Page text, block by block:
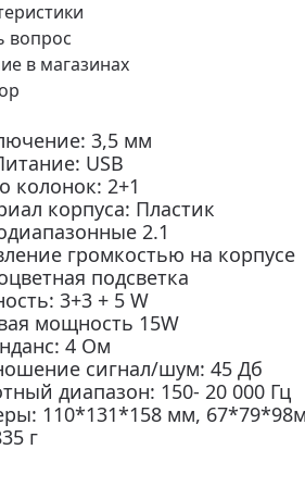
вопрос
в магазинах
3,5 мм
USB
колонок: 2+1
корпуса: Пластик
2.1
громкостью на корпусе
подсветка
3+3 + 5 W
мощность 15W
4 Ом
сигнал/шум: 45 Дб
диапазон: 150- 20 000 Гц
110*131*158 мм,
г